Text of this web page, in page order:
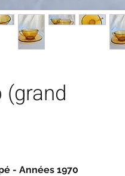
- Années 1970